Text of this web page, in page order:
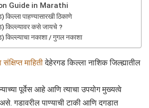
Guide in Marathi
किल्ला पाहण्यासारखी ठिकाणे
किल्ल्यावर कसे जायचे ?
किल्ल्याचा नकाशा / गुगल नकाशा
माहितीदेहेरगड किल्ला नाशिक जिल्ह्यातील
पूर्वेस आहे आणि त्याचा उपयोग मुख्यत्वे
गडावरील पाण्याची टाकी आणि दगडात